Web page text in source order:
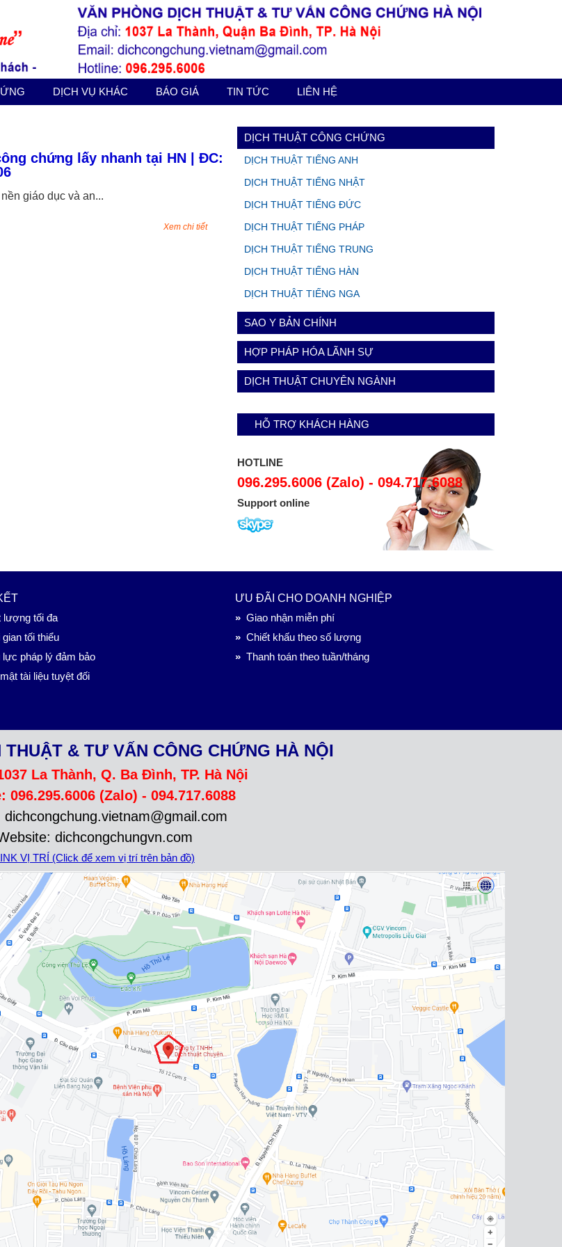
DỊCH VỤ KHÁC BÁO GIÁ TIN TỨC LIÊN HỆ
chứng lấy nhanh tại HN | ĐC:
giáo dục và an...
Xem chi tiết
DỊCH THUẬT CÔNG CHỨNG
DỊCH THUẬT TIẾNG ANH
DỊCH THUẬT TIẾNG NHẬT
DỊCH THUẬT TIẾNG ĐỨC
DỊCH THUẬT TIẾNG PHÁP
DỊCH THUẬT TIẾNG TRUNG
DỊCH THUẬT TIẾNG HÀN
DỊCH THUẬT TIẾNG NGA
SAO Y BẢN CHÍNH
HỢP PHÁP HÓA LÃNH SỰ
DỊCH THUẬT CHUYÊN NGÀNH
HỖ TRỢ KHÁCH HÀNG
HOTLINE
096.295.6006 (Zalo) - 094.717.6088
Support online
lượng tối đa
tối thiểu
lực pháp lý đảm bảo
tài liệu tuyệt đối
ƯU ĐÃI CHO DOANH NGHIỆP
» Giao nhận miễn phí
» Chiết khấu theo số lượng
» Thanh toán theo tuần/tháng
THUẬT & TƯ VẤN CÔNG CHỨNG HÀ NỘI
La Thành, Q. Ba Đình, TP. Hà Nội
096.295.6006 (Zalo) - 094.717.6088
dichcongchung.vietnam@gmail.com
dichcongchungvn.com
VỊ TRÍ (Click để xem vị trí trên bản đồ)